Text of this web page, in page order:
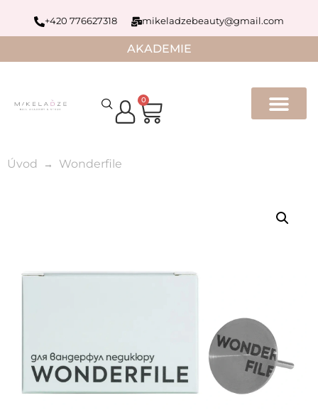
+420 776627318 mikeladzebeauty@gmail.com
AKADEMIE
0
Úvod Wonderfile